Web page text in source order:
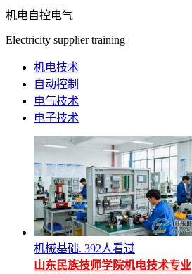
机电自控电气
Electricity supplier training
机电技术
自动控制
电气技术
电子技术
机械基础. 392人看过
山东民族技师学院机电技术专业